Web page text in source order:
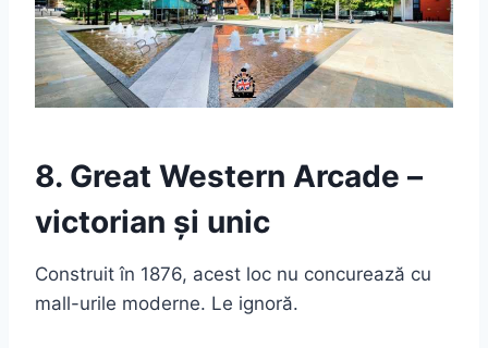
8. Great Western Arcade –
victorian și unic
Construit în 1876, acest loc nu concurează cu
mall-urile moderne. Le ignoră.